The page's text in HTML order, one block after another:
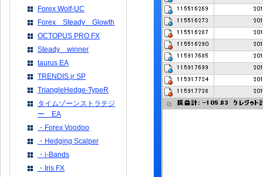
Forex Wolf-UC
Forex Steady Glowth
OCTOPUS PRO FX
Steady winner
taurus EA
TRENDIS.jr SP
TriangleHedge-TypeR
タイムゾーンストラテジ
ー EA
・Forex Voodoo
・Hedging Scalper
・i-Bands
・Iris FX